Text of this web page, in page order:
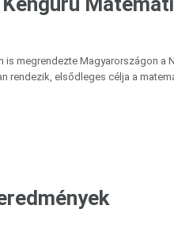
is megrendezte Magyarországon a
rendezik, elsődleges célja a